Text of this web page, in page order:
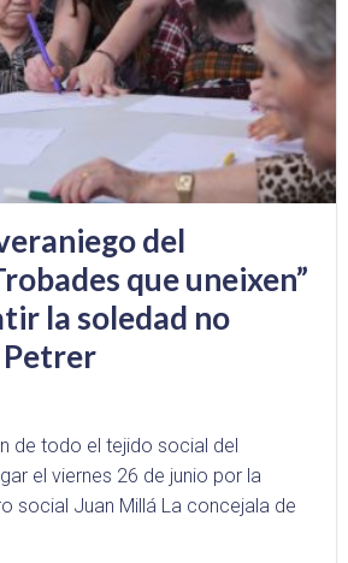
del
que uneixen”
la soledad no
Petrer
de todo el tejido social del
el viernes 26 de junio por la
social Juan Millá La concejala de